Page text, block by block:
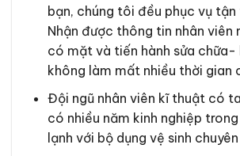
bạn, chúng tôi đều phục vụ tận
Nhận được thông tin nhân viên
có mặt và tiến hành sửa chữa-
không làm mất nhiều thời gian
Đội ngũ nhân viên kĩ thuật có
có nhiều năm kinh nghiệp
lạnh với bộ dụng vệ sinh